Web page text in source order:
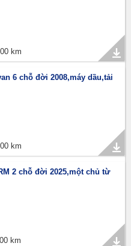
km
6 chỗ đời 2008,máy dầu,tải
km
2 chỗ đời 2025,một chủ từ
km